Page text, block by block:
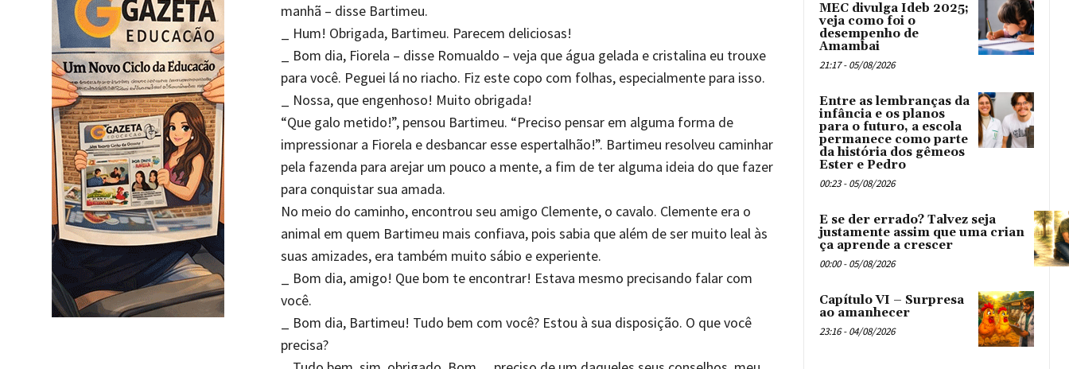
manhã – disse Bartimeu.
_ Hum! Obrigada, Bartimeu. Parecem deliciosas!
_ Bom dia, Fiorela – disse Romualdo – veja que água gelada e cristalina eu trouxe
para você. Peguei lá no riacho. Fiz este copo com folhas, especialmente para isso.
_ Nossa, que engenhoso! Muito obrigada!
“Que galo metido!”, pensou Bartimeu. “Preciso pensar em alguma forma de
impressionar a Fiorela e desbancar esse espertalhão!”. Bartimeu resolveu caminhar
pela fazenda para arejar um pouco a mente, a fim de ter alguma ideia do que fazer
para conquistar sua amada.
No meio do caminho, encontrou seu amigo Clemente, o cavalo. Clemente era o
animal em quem Bartimeu mais confiava, pois sabia que além de ser muito leal às
suas amizades, era também muito sábio e experiente.
_ Bom dia, amigo! Que bom te encontrar! Estava mesmo precisando falar com
você.
_ Bom dia, Bartimeu! Tudo bem com você? Estou à sua disposição. O que você
precisa?
MEC divulga Ideb 2025;
veja como foi o
desempenho de
Amambai
21:17 - 05/08/2026
Entre as lembranças da
infância e os planos
para o futuro, a escola
permanece como parte
da história dos gêmeos
Ester e Pedro
00:23 - 05/08/2026
E se der errado? Talvez seja
justamente assim que uma crian
ça aprende a crescer
00:00 - 05/08/2026
Capítulo VI – Surpresa
ao amanhecer
23:16 - 04/08/2026